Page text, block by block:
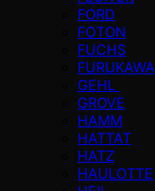
FORD
FOTON
FUCHS
FURUKAWA
GEHL
GROVE
HAMM
HATTAT
HATZ
HAULOTTE